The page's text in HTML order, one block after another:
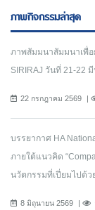
ภาพกิจกรรมล่าสุด
ภาพสัมมนาสัมมนาเพื่อ
SIRIRAJ วันที่ 21-22
22 กรกฎาคม 2569
บรรยากาศ HA
ภายใต้แนวคิด
นวัตกรรมที่เปี่ยมไปด้ว
8 มิถุนายน 2569